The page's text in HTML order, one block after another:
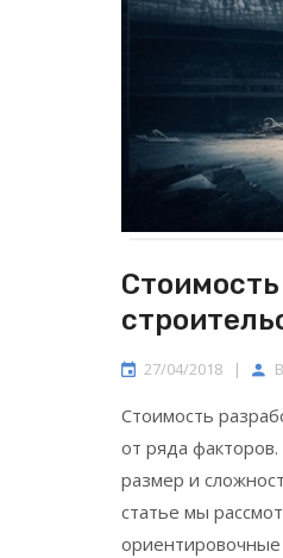
27/04/2018 |
Стоимость
от ряда
размер и
статье мы
ориентировочные